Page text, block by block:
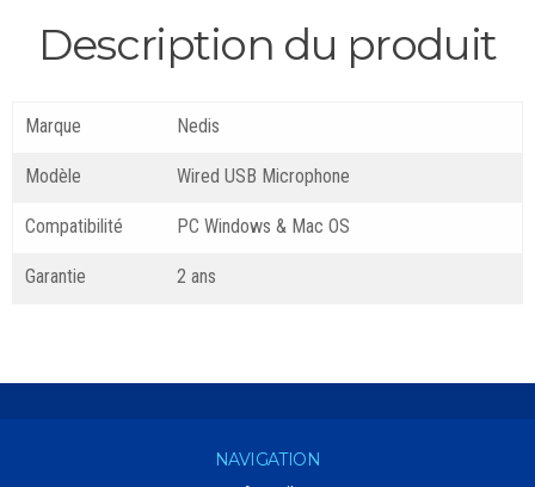
Description du produit
Marque Nedis
Modèle Wired USB Microphone
Compatibilité PC Windows & Mac OS
Garantie 2 ans
NAVIGATION